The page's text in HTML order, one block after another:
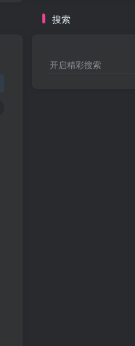
搜索
开启精彩搜索